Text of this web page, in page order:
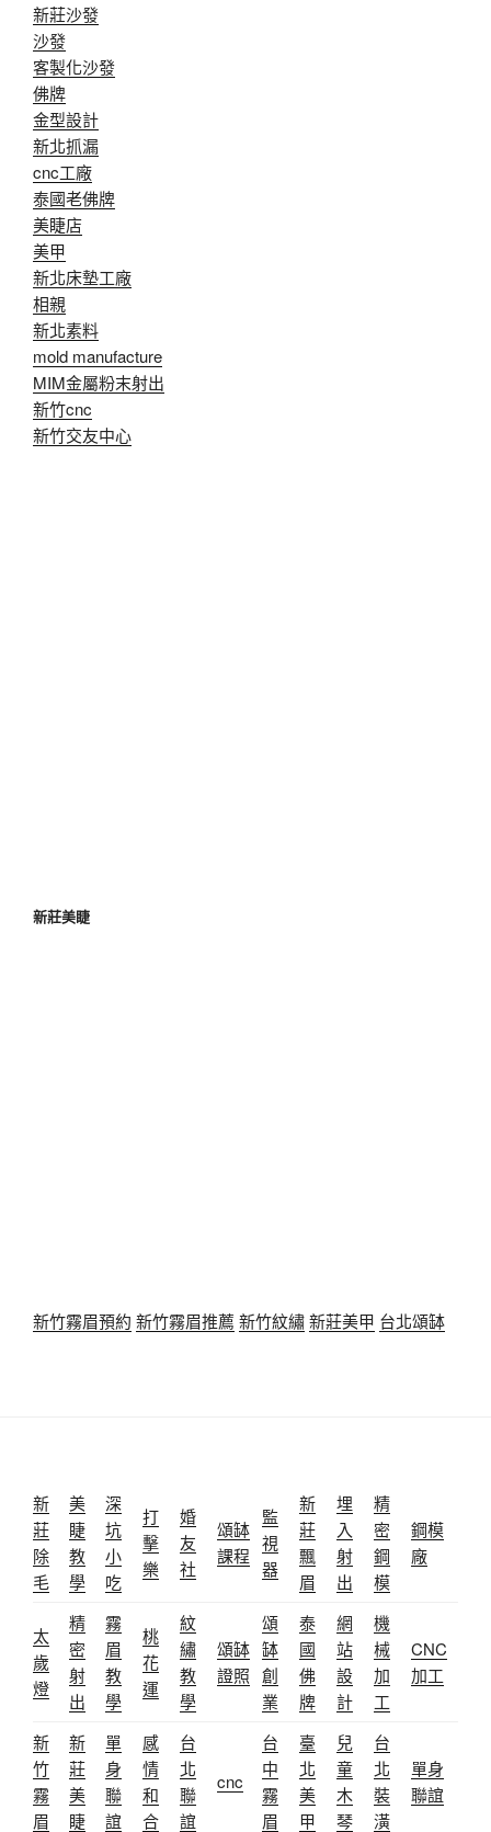
新莊沙發
沙發
客製化沙發
佛牌
金型設計
新北抓漏
cnc工廠
泰國老佛牌
美睫店
美甲
新北床墊工廠
相親
新北素料
mold manufacture
MIM金屬粉末射出
新竹cnc
新竹交友中心
新莊美睫
新竹霧眉預約 新竹霧眉推薦 新竹紋繡新莊美甲 台北頌缽
新
莊
除
毛
美
睫
教
學
深
坑
小
吃
打
擊
樂
婚
友
社
頌缽
課程
監
視
器
新
莊
飄
眉
埋
入
射
出
精
密
鋼
模
鋼模
廠
太
歲
燈
精
密
射
出
霧
眉
教
學
桃
花
運
紋
繡
教
學
頌缽
證照
頌
缽
創
業
泰
國
佛
牌
網
站
設
計
機
械
加
工
CNC
加工
新
竹
霧
眉
新
莊
美
睫
單
身
聯
誼
感
情
和
合
台
北
聯
誼
cnc
台
中
霧
眉
臺
北
美
甲
兒
童
木
琴
台
北
裝
潢
單身
聯誼